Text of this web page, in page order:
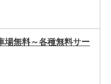
場無料～各種無料サー